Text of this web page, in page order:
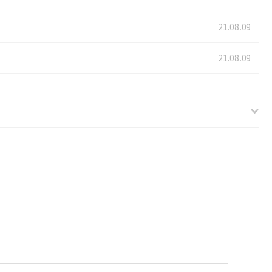
21.08.09
21.08.09